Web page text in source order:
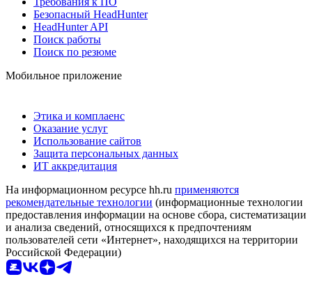
Безопасный HeadHunter
HeadHunter API
Поиск работы
Поиск по резюме
Мобильное приложение
Этика и комплаенс
Оказание услуг
Использование сайтов
Защита персональных данных
ИТ аккредитация
На информационном ресурсе hh.ru применяются
рекомендательные технологии (информационные технологии
предоставления информации на основе сбора, систематизации
и анализа сведений, относящихся к предпочтениям
пользователей сети «Интернет», находящихся на территории
Российской Федерации)